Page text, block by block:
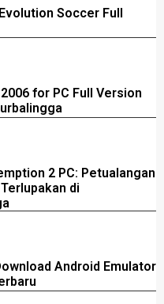
Soccer Full
for PC Full Version
2 PC: Petualangan
di
Android Emulator